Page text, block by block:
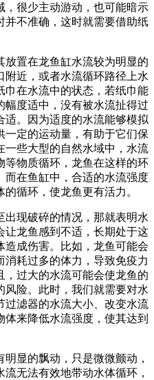
，很少主动游动，也可能暗示
并不准确，这时就需要借助纸
置在龙鱼缸水流较为明显的
近，或者水流循环路径上水
巾在水流中的状态，若纸巾能
度适中，没有被水流扯得过
。因为适度的水流能够模拟
一定的运动量，有助于它们保
一些大型的自然水域中，水流
等物质循环，龙鱼在这样的环
而在鱼缸中，合适的水流强度
循环，使龙鱼更有活力。
现破碎的情况，那就表明水
让龙鱼感到不适，长期处于这
成伤害。比如，龙鱼可能会
消耗过多的体力，导致免疫力
过大的水流可能会使龙鱼的
险。此时，我们就需要对水
过滤器的水流大小、改变水流
来降低水流强度，使其达到
显的飘动，只是微微颤动，
无法有效地带动水体循环，